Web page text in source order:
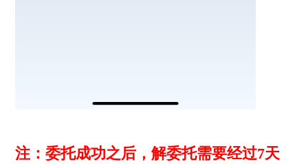
注：委托成功之后，解委托需要经过7天